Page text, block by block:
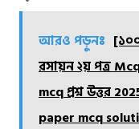
আরও পড়ুনঃ
রসায়ন ২য় পত্র
mcq প্রশ্ন উত্তর
paper mcq